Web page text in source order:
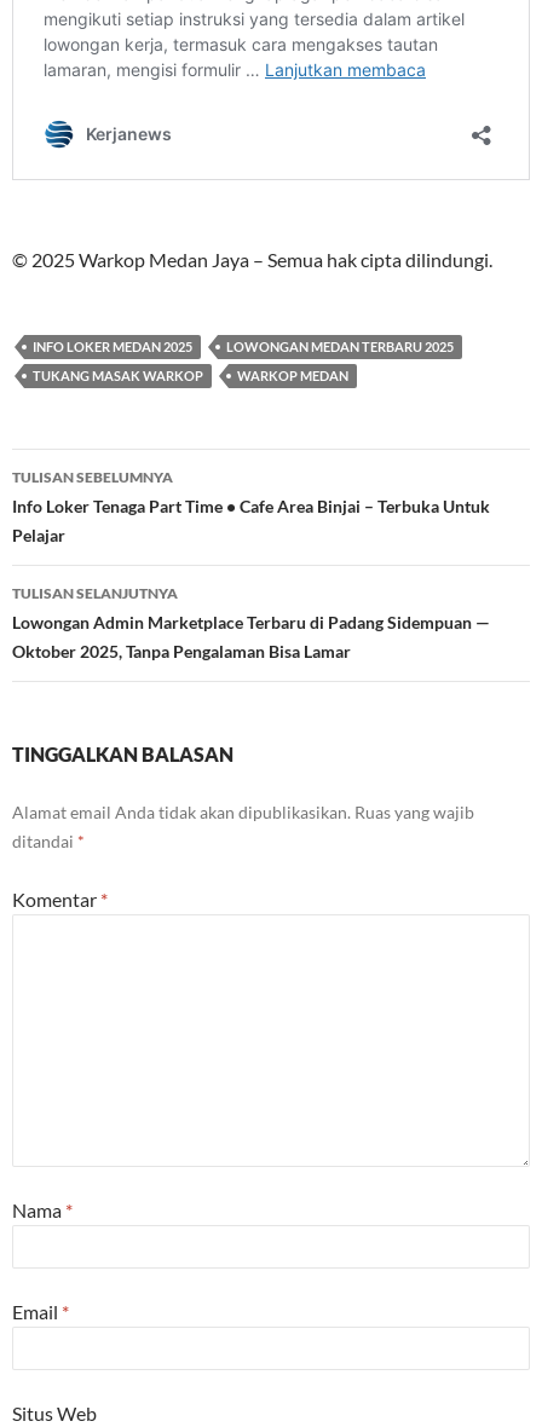
© 2025 Warkop Medan Jaya – Semua hak cipta dilindungi.
INFO LOKER MEDAN 2025
LOWONGAN MEDAN TERBARU 2025
TUKANG MASAK WARKOP
WARKOP MEDAN
Navigasi
Tulisan
TULISAN SEBELUMNYA
Info Loker Tenaga Part Time • Cafe Area Binjai – Terbuka Untuk
Pelajar
TULISAN SELANJUTNYA
Lowongan Admin Marketplace Terbaru di Padang Sidempuan —
Oktober 2025, Tanpa Pengalaman Bisa Lamar
TINGGALKAN BALASAN
Alamat email Anda tidak akan dipublikasikan. Ruas yang wajib
ditandai *
Komentar *
Nama *
Email *
Situs Web